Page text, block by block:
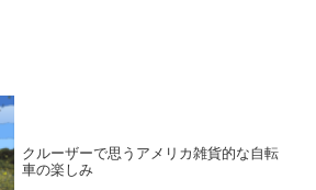
クルーザーで思うアメリカ雑貨的な自転
車の楽しみ